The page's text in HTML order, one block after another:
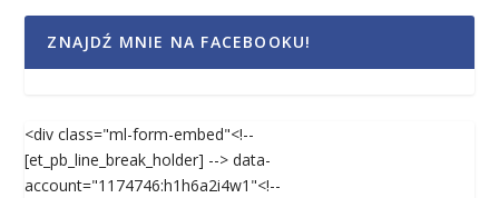
ZNAJDŹ MNIE NA FACEBOOKU!
<div class="ml-form-embed"<!--
[et_pb_line_break_holder] --> data-
account="1174746:h1h6a2i4w1"<!--